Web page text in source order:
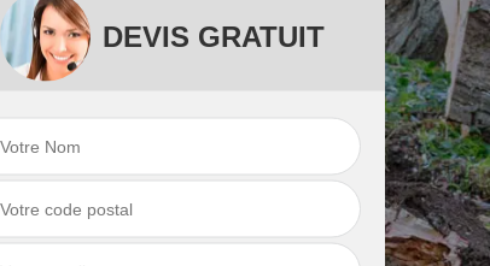
Entreprise abattage
Entreprise de
jardinage 80
DEVIS GRATUIT